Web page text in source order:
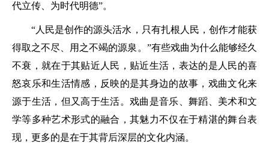
代立传、为时代明德”。
“人民是创作的源头活水，只有扎根人民，创作才能获
得取之不尽、用之不竭的源泉。”有些戏曲为什么能够经久
不衰，就在于其贴近人民，贴近生活，表达的是人民的喜
怒哀乐和生活情感，反映的是其身边的故事，戏曲文化来
源于生活，但又高于生活。戏曲是音乐、舞蹈、美术和文
学等多种艺术形式的融合，其魅力不仅在于精湛的舞台表
现，更多的是在于其背后深层的文化内涵。